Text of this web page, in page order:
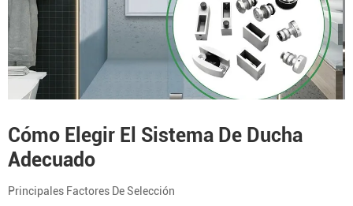
Cómo Elegir El Sistema De Ducha
Adecuado
Principales Factores De Selección